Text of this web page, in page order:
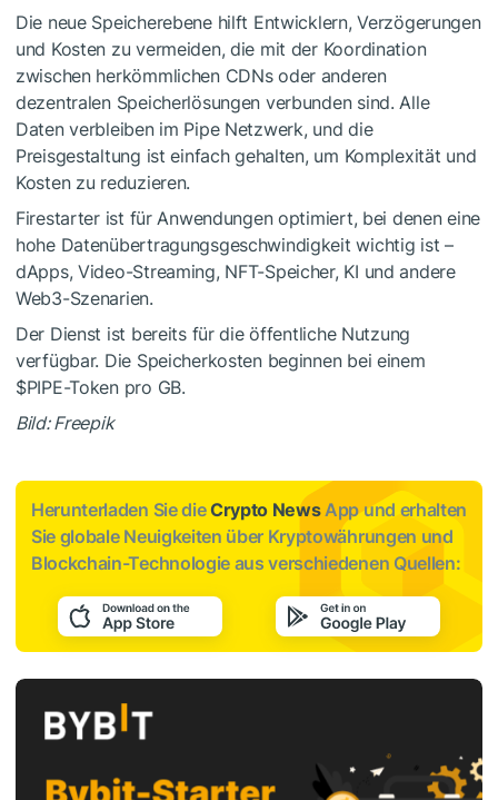
Die neue Speicherebene hilft Entwicklern, Verzögerungen
und Kosten zu vermeiden, die mit der Koordination
zwischen herkömmlichen CDNs oder anderen
dezentralen Speicherlösungen verbunden sind. Alle
Daten verbleiben im Pipe Netzwerk, und die
Preisgestaltung ist einfach gehalten, um Komplexität und
Kosten zu reduzieren.
Firestarter ist für Anwendungen optimiert, bei denen eine
hohe Datenübertragungsgeschwindigkeit wichtig ist –
dApps, Video-Streaming, NFT-Speicher, KI und andere
Web3-Szenarien.
Der Dienst ist bereits für die öffentliche Nutzung
verfügbar. Die Speicherkosten beginnen bei einem
$PIPE-Token pro GB.
Bild: Freepik
Herunterladen Sie dieCrypto NewsApp und erhalten
Sie globale Neuigkeiten über Kryptowährungen und
Blockchain-Technologie aus verschiedenen Quellen: